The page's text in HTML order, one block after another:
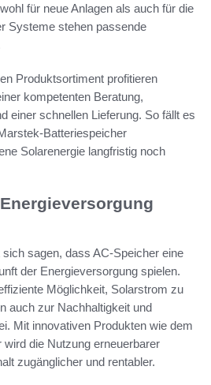
für neue Anlagen als auch für die
Systeme stehen passende
Produktsortiment profitieren
kompetenten Beratung,
einer schnellen Lieferung. So fällt es
Batteriespeicher
Solarenergie langfristig noch
sagen, dass AC-Speicher eine
der Energieversorgung spielen.
Möglichkeit, Solarstrom zu
auch zur Nachhaltigkeit und
Mit innovativen Produkten wie dem
die Nutzung erneuerbarer
zugänglicher und rentabler.